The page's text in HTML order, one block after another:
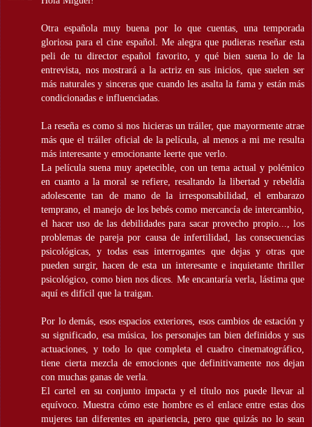
Otra española muy buena por lo que cuentas, una temporada
gloriosa para el cine español. Me alegra que pudieras reseñar esta
peli de tu director español favorito, y qué bien suena lo de la
entrevista, nos mostrará a la actriz en sus inicios, que suelen ser
más naturales y sinceras que cuando les asalta la fama y están más
condicionadas e influenciadas.
La reseña es como si nos hicieras un tráiler, que mayormente atrae
más que el tráiler oficial de la película, al menos a mi me resulta
más interesante y emocionante leerte que verlo.
La película suena muy apetecible, con un tema actual y polémico
en cuanto a la moral se refiere, resaltando la libertad y rebeldía
adolescente tan de mano de la irresponsabilidad, el embarazo
temprano, el manejo de los bebés como mercancía de intercambio,
el hacer uso de las debilidades para sacar provecho propio..., los
problemas de pareja por causa de infertilidad, las consecuencias
psicológicas, y todas esas interrogantes que dejas y otras que
pueden surgir, hacen de esta un interesante e inquietante thriller
psicológico, como bien nos dices. Me encantaría verla, lástima que
aquí es difícil que la traigan.
Por lo demás, esos espacios exteriores, esos cambios de estación y
su significado, esa música, los personajes tan bien definidos y sus
actuaciones, y todo lo que completa el cuadro cinematográfico,
tiene cierta mezcla de emociones que definitivamente nos dejan
con muchas ganas de verla.
El cartel en su conjunto impacta y el título nos puede llevar al
equívoco. Muestra cómo este hombre es el enlace entre estas dos
mujeres tan diferentes en apariencia, pero que quizás no lo sean